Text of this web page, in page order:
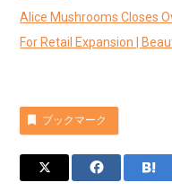
Alice Mushrooms Closes
For Retail Expansion |
ブックマーク